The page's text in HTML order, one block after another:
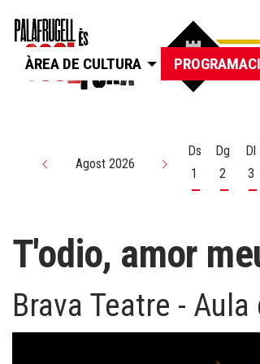
ÀREA DE CULTURA
Agost 2026
Ds
1
Dissabte 1
Dg
2
Dl
3
T'odio, amor
Brava Teatre -